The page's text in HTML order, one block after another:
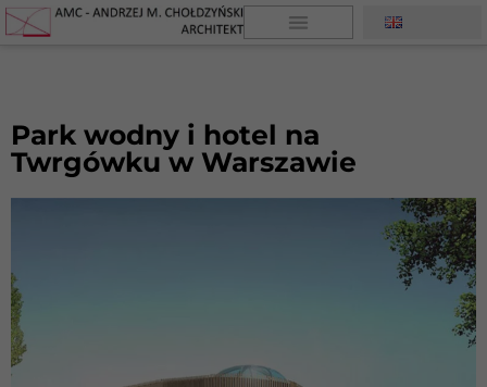
Park wodny i hotel na
Twrgówku w Warszawie